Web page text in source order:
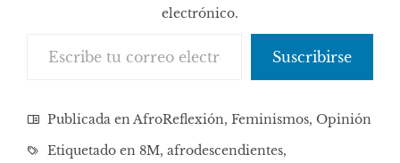
electrónico.
Suscribirse
Publicada enAfroReflexión, Feminismos, Opinión
Etiquetado en 8M, afrodescendientes,